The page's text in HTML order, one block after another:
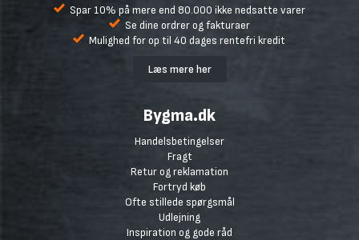
Spar 10% på mere end 80.000 ikke nedsatte varer
Se dine ordrer og fakturaer
Mulighed for op til 40 dages rentefri kredit
Læs mere her
Bygma.dk
Handelsbetingelser
Fragt
Retur og reklamation
Fortryd køb
Ofte stillede spørgsmål
Udlejning
Inspiration og gode råd